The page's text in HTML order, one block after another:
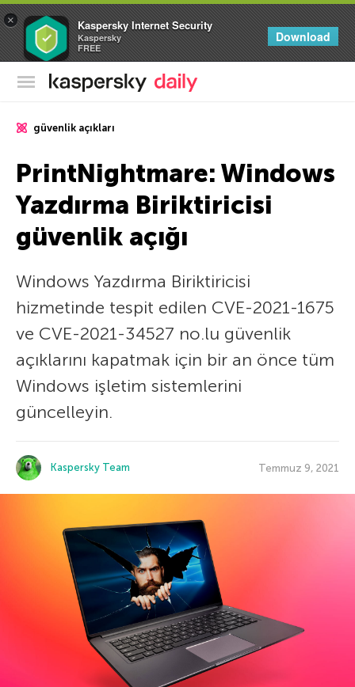
× Kaspersky Internet Security
Kaspersky
FREE
Download
Kaspersky Resmi Blogu
güvenlik açıkları
PrintNightmare: Windows
Yazdırma Biriktiricisi
güvenlik açığı
Windows Yazdırma Biriktiricisi
hizmetinde tespit edilen CVE-2021-1675
ve CVE-2021-34527 no.lu güvenlik
açıklarını kapatmak için bir an önce tüm
Windows işletim sistemlerini
güncelleyin.
Kaspersky Team Temmuz 9, 2021